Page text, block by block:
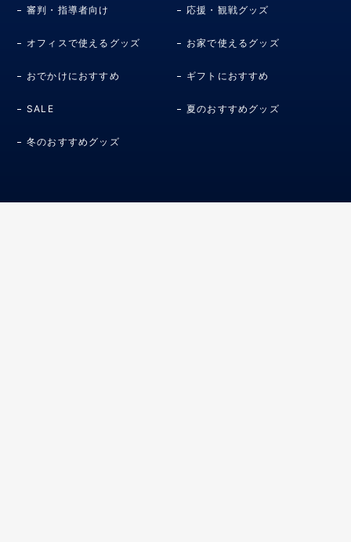
審判・指導者向け 応援・観戦グッズ
オフィスで使えるグッズ お家で使えるグッズ
おでかけにおすすめ ギフトにおすすめ
SALE 夏のおすすめグッズ
冬のおすすめグッズ